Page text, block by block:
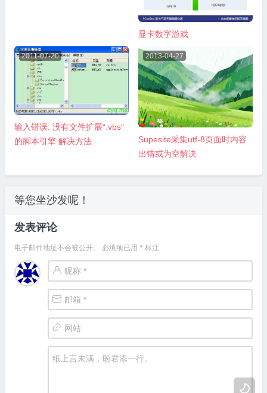

显卡数字游戏
2011-07-20
输入错误: 没有文件扩展“.vbs”
的脚本引擎 解决方法
2013-04-27
Supesite采集utf-8页面时内容
出错或为空解决
等您坐沙发呢！
发表评论
电子邮件地址不会被公开。 必填项已用 * 标注